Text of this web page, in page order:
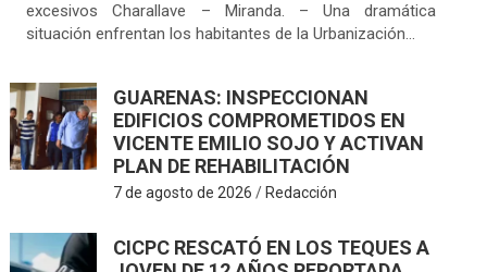
excesivos Charallave – Miranda. – Una dramática
situación enfrentan los habitantes de la Urbanización…
GUARENAS: INSPECCIONAN
EDIFICIOS COMPROMETIDOS EN
VICENTE EMILIO SOJO Y ACTIVAN
PLAN DE REHABILITACIÓN
7 de agosto de 2026 Redacción
CICPC RESCATÓ EN LOS TEQUES A